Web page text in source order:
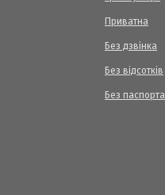
Приватна
Без дзвінка
Без відсотків
Без паспорта